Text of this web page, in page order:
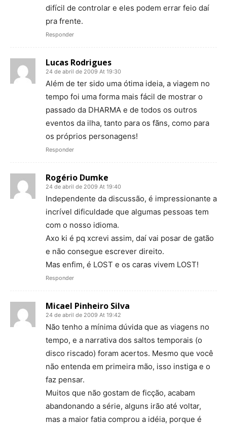
difícil de controlar e eles podem errar feio daí
pra frente.
Responder
Lucas Rodrigues
24 de abril de 2009 At 19:30
Além de ter sido uma ótima ideia, a viagem no
tempo foi uma forma mais fácil de mostrar o
passado da DHARMA e de todos os outros
eventos da ilha, tanto para os fãns, como para
os próprios personagens!
Responder
Rogério Dumke
24 de abril de 2009 At 19:40
Independente da discussão, é impressionante a
incrível dificuldade que algumas pessoas tem
com o nosso idioma.
Axo ki é pq xcrevi assim, daí vai posar de gatão
e não consegue escrever direito.
Mas enfim, é LOST e os caras vivem LOST!
Responder
Micael Pinheiro Silva
24 de abril de 2009 At 19:42
Não tenho a mínima dúvida que as viagens no
tempo, e a narrativa dos saltos temporais (o
disco riscado) foram acertos. Mesmo que você
não entenda em primeira mão, isso instiga e o
faz pensar.
Muitos que não gostam de ficção, acabam
abandonando a série, alguns irão até voltar,
mas a maior fatia comprou a idéia, porque é